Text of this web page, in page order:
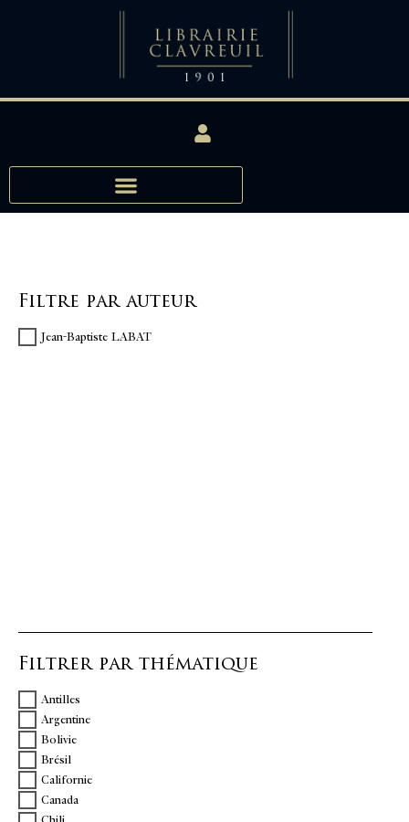
Filtre par auteur
Jean-Baptiste LABAT
Filtrer par thématique
Antilles
Argentine
Bolivie
Brésil
Californie
Canada